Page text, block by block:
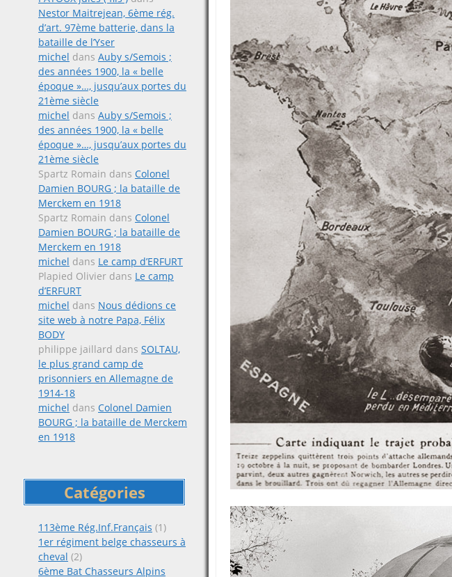
Nestor Maitrejean, 6ème rég.
d’art. 97ème batterie, dans la
bataille de l’Yser
michel dans Auby s/Semois ;
des années 1900, la « belle
époque »…, jusqu’aux portes du
21ème siècle
michel dans Auby s/Semois ;
des années 1900, la « belle
époque »…, jusqu’aux portes du
21ème siècle
Spartz Romain dans Colonel
Damien BOURG ; la bataille de
Merckem en 1918
Spartz Romain dans Colonel
Damien BOURG ; la bataille de
Merckem en 1918
michel dans Le camp d’ERFURT
Plapied Olivier dans Le camp
d’ERFURT
michel dans Nous dédions ce
site web à notre Papa, Félix
BODY
philippe jaillard dans SOLTAU,
le plus grand camp de
prisonniers en Allemagne de
1914-18
michel dans Colonel Damien
BOURG ; la bataille de Merckem
en 1918
Catégories
113ème Rég.Inf.Français (1)
1er régiment belge chasseurs à
cheval (2)
6ème Bat Chasseurs Alpins